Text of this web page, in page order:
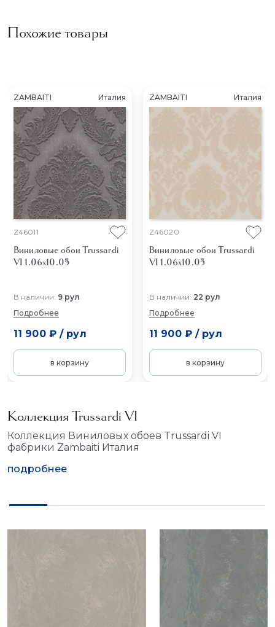
Похожие товары
ZAMBAITI Италия
Z46011
Виниловые обои Trussardi
VI 1.06x10.05
В наличии: 9 рул
Подробнее
11 900 ₽/ рул
в корзину
ZAMBAITI Италия
Z46020
Виниловые обои Trussardi
VI 1.06x10.05
В наличии: 22 рул
Подробнее
11 900 ₽/ рул
в корзину
Коллекция Trussardi VI
Коллекция Виниловых обоев Trussardi VI
фабрики Zambaiti Италия
подробнее